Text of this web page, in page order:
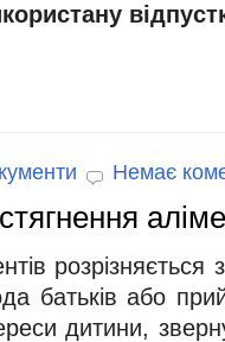
Немає
розрізняється
батьків або
дитини,